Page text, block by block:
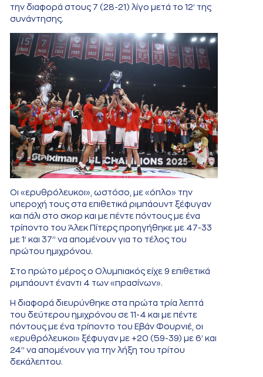
την διαφορά στους 7 (28-21) λίγο μετά το 12’ της
συνάντησης.
Οι «ερυθρόλευκοι», ωστόσο, με «όπλο» την
υπεροχή τους στα επιθετικά ριμπάουντ ξέφυγαν
και πάλι στο σκορ και με πέντε πόντους με ένα
τρίποντο του Άλεκ Πίτερς προηγήθηκε με 47-33
με 1’ και 37’’ να απομένουν για το τέλος του
πρώτου ημιχρόνου.
Στο πρώτο μέρος ο Ολυμπιακός είχε 9 επιθετικά
ριμπάουντ έναντι 4 των «πρασίνων».
Η διαφορά διευρύνθηκε στα πρώτα τρία λεπτά
του δεύτερου ημιχρόνου σε 11-4 και με πέντε
πόντους με ένα τρίποντο του Εβάν Φουρνιέ, οι
«ερυθρόλευκοι» ξέφυγαν με +20 (59-39) με 6’ και
24’’ να απομένουν για την λήξη του τρίτου
δεκάλεπτου.